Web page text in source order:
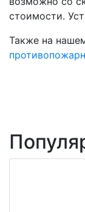
стоимости.
Также на